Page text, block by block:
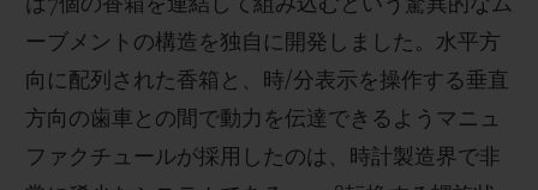
は7個の香箱を連結して組み込むという驚異的なム
ーブメントの構造を独自に開発しました。水平方
向に配列された香箱と、時/分表示を操作する垂直
方向の歯車との間で動力を伝達できるようマニュ
ファクチュールが採用したのは、時計製造界で非